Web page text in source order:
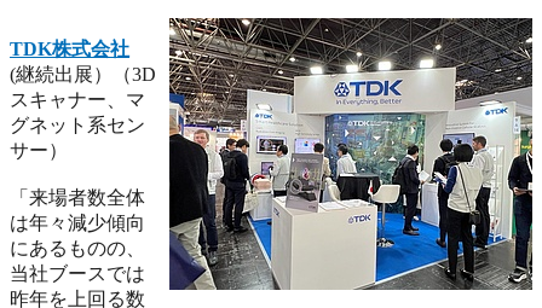
TDK株式会社
(継続出展）（3D
スキャナー、マ
グネット系セン
サー）
「来場者数全体
は年々減少傾向
にあるものの、
当社ブースでは
昨年を上回る数